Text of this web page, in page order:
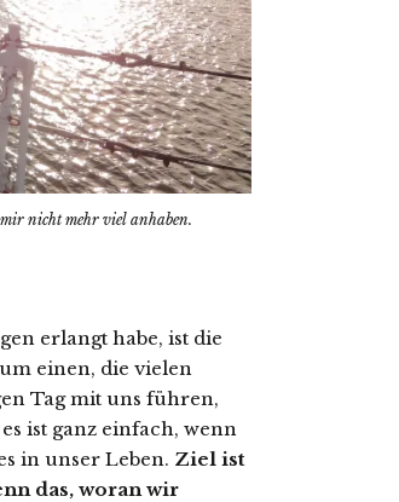
nicht mehr viel anhaben.
erlangt habe, ist die
einen, die vielen
Tag mit uns führen,
ist ganz einfach, wenn
in unser Leben. Ziel ist
das, woran wir